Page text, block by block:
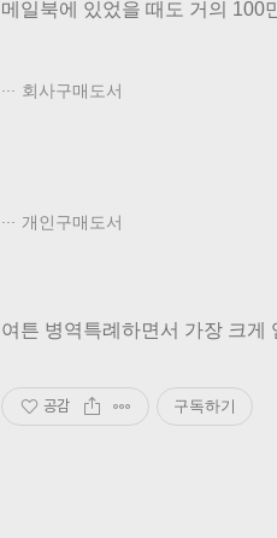
메일북에 있었을 때도 거의 100
회사구매도서
개인구매도서
여튼 병역특례하면서 가장 크게
공감 구독하기